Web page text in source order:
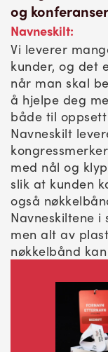
og
Navneskilt:
Vi leverer
kunder, og det
når man skal
å hjelpe deg
både til
Navneskilt
med nål og
slik at kunden
også
Navneskiltene
men alt av
nøkkelbånd